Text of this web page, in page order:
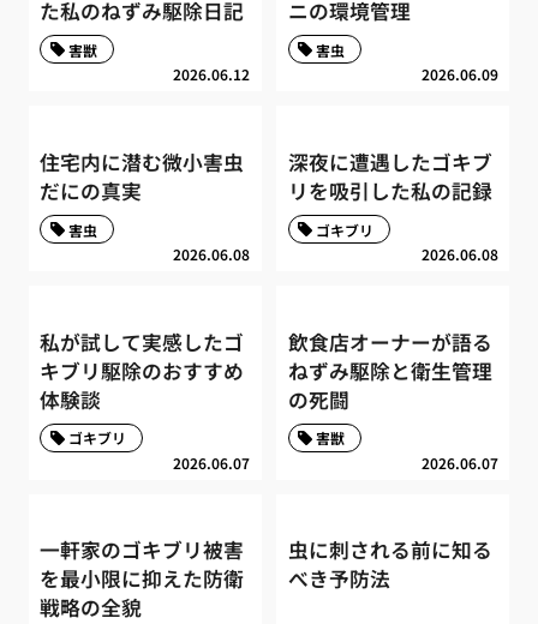
た私のねずみ駆除日記
2026.06.12
害獣
ニの環境管理
2026.06.09
害虫
住宅内に潜む微小害虫
だにの真実
2026.06.08
害虫
深夜に遭遇したゴキブ
リを吸引した私の記録
2026.06.08
ゴキブリ
私が試して実感したゴ
キブリ駆除のおすすめ
体験談
2026.06.07
ゴキブリ
飲食店オーナーが語る
ねずみ駆除と衛生管理
の死闘
2026.06.07
害獣
一軒家のゴキブリ被害
を最小限に抑えた防衛
戦略の全貌
虫に刺される前に知る
べき予防法